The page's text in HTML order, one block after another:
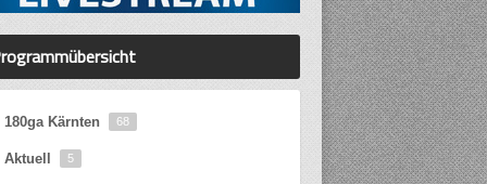
180ga Kärnten 68
Aktuell 5